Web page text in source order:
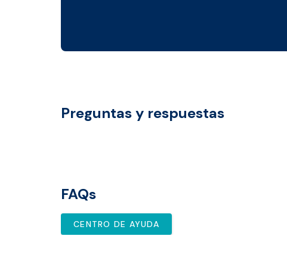
Preguntas y respuestas
FAQs
CENTRO DE AYUDA